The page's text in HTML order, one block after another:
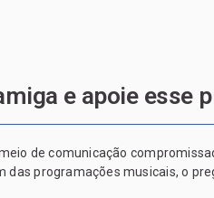
e apoie esse
de comunicação
das programações musicais, o